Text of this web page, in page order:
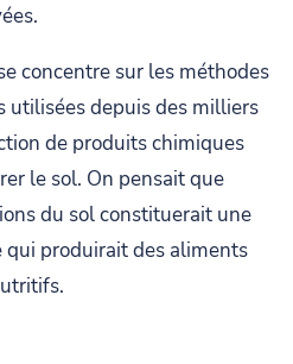
concentre sur les méthodes
depuis des milliers
de produits chimiques
le sol. On pensait que
du sol constituerait une
produirait des aliments